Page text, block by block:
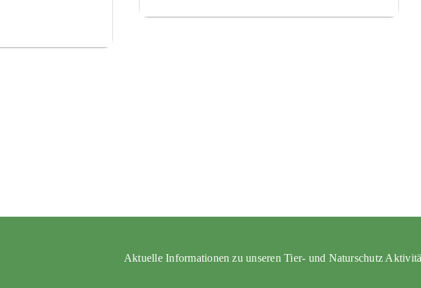
Aktuelle Informationen zu unseren Tier- und Naturschutz